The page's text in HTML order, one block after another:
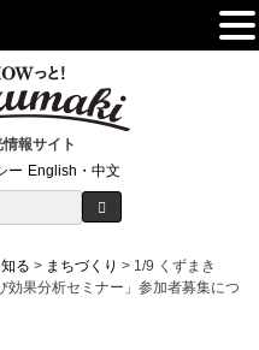
報サイト
ー English・中文
る > まちづくり > 1/9 くずまき
効果分析セミナー」参加者募集につ